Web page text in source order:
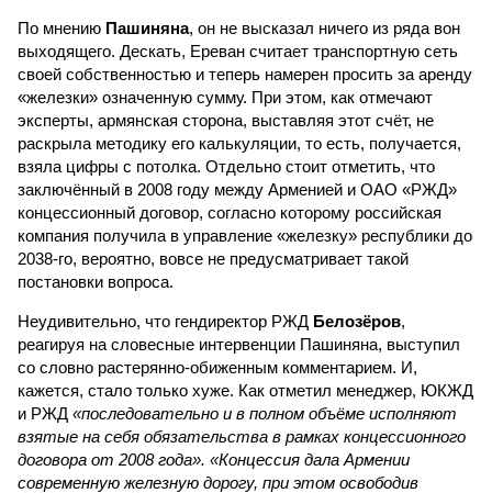
По мнению Пашиняна, он не высказал ничего из ряда вон
выходящего. Дескать, Ереван считает транспортную сеть
своей собственностью и теперь намерен просить за аренду
«железки» означенную сумму. При этом, как отмечают
эксперты, армянская сторона, выставляя этот счёт, не
раскрыла методику его калькуляции, то есть, получается,
взяла цифры с потолка. Отдельно стоит отметить, что
заключённый в 2008 году между Арменией и ОАО «РЖД»
концессионный договор, согласно которому российская
компания получила в управление «железку» республики до
2038-го, вероятно, вовсе не предусматривает такой
постановки вопроса.
Неудивительно, что гендиректор РЖД Белозёров,
реагируя на словесные интервенции Пашиняна, выступил
со словно растерянно-обиженным комментарием. И,
кажется, стало только хуже. Как отметил менеджер, ЮКЖД
и РЖД «последовательно и в полном объёме исполняют
взятые на себя обязательства в рамках концессионного
договора от 2008 года». «Концессия дала Армении
современную железную дорогу, при этом освободив